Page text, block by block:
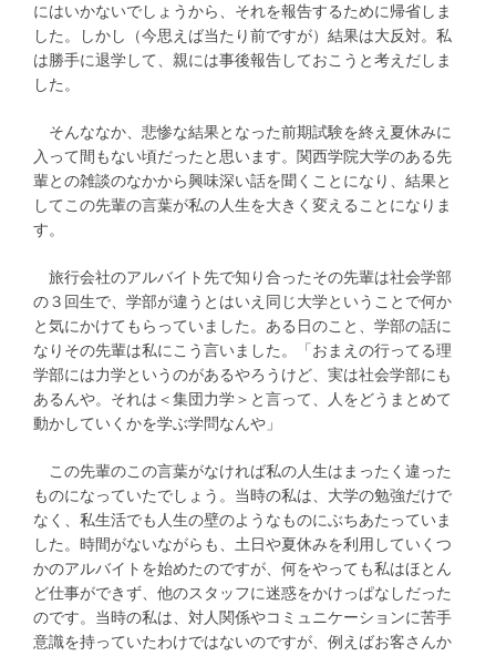
にはいかないでしょうから、それを報告するために帰省しま
した。しかし（今思えば当たり前ですが）結果は大反対。私
は勝手に退学して、親には事後報告しておこうと考えだしま
した。
そんななか、悲惨な結果となった前期試験を終え夏休みに
入って間もない頃だったと思います。関西学院大学のある先
輩との雑談のなかから興味深い話を聞くことになり、結果と
してこの先輩の言葉が私の人生を大きく変えることになりま
す。
旅行会社のアルバイト先で知り合ったその先輩は社会学部
の３回生で、学部が違うとはいえ同じ大学ということで何か
と気にかけてもらっていました。ある日のこと、学部の話に
なりその先輩は私にこう言いました。「おまえの行ってる理
学部には力学というのがあるやろうけど、実は社会学部にも
あるんや。それは＜集団力学＞と言って、人をどうまとめて
動かしていくかを学ぶ学問なんや」
この先輩のこの言葉がなければ私の人生はまったく違った
ものになっていたでしょう。当時の私は、大学の勉強だけで
なく、私生活でも人生の壁のようなものにぶちあたっていま
した。時間がないながらも、土日や夏休みを利用していくつ
かのアルバイトを始めたのですが、何をやっても私はほとん
ど仕事ができず、他のスタッフに迷惑をかけっぱなしだった
のです。当時の私は、対人関係やコミュニケーションに苦手
意識を持っていたわけではないのですが、例えばお客さんか